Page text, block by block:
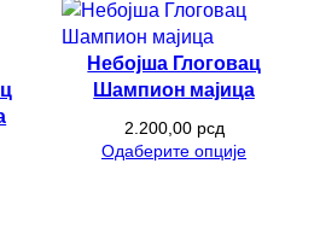
Небојша Глоговац
Шампион мајица
2.200,00 рсд
Одаберите опције